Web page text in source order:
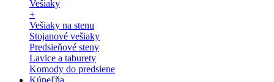
Vešiaky
+
Vešiaky na stenu
Stojanové vešiaky
Predsieňové steny
Lavice a taburety
Komody do predsiene
Kúpeľňa